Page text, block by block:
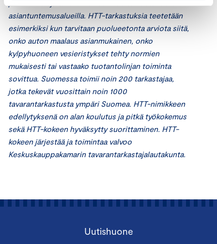
asiantuntemusalueilla. HTT-tarkastuksia teetetään
esimerkiksi kun tarvitaan puolueetonta arviota siitä,
onko auton maalaus asianmukainen, onko
kylpyhuoneen vesieristykset tehty normien
mukaisesti tai vastaako tuotantolinjan toiminta
sovittua. Suomessa toimii noin 200 tarkastajaa,
jotka tekevät vuosittain noin 1000
tavarantarkastusta ympäri Suomea. HTT-nimikkeen
edellytyksenä on alan koulutus ja pitkä työkokemus
sekä HTT-kokeen hyväksytty suorittaminen. HTT-
kokeen järjestää ja toimintaa valvoo
Keskuskauppakamarin tavarantarkastajalautakunta.
Uutishuone